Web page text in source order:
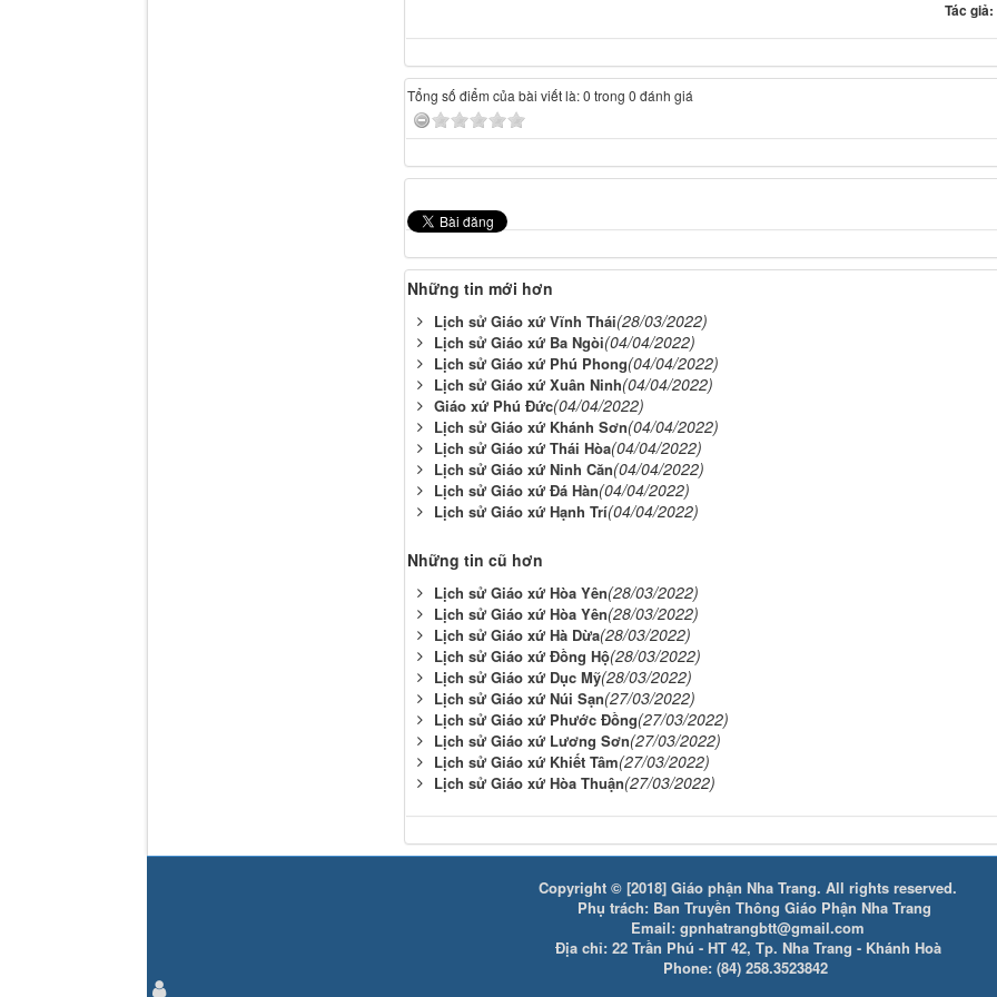
Tác giả:
Tổng số điểm của bài viết là: 0 trong 0 đánh giá
Những tin mới hơn
Lịch sử Giáo xứ Vĩnh Thái(28/03/2022)
Lịch sử Giáo xứ Ba Ngòi(04/04/2022)
Lịch sử Giáo xứ Phú Phong(04/04/2022)
Lịch sử Giáo xứ Xuân Ninh(04/04/2022)
Giáo xứ Phú Đức(04/04/2022)
Lịch sử Giáo xứ Khánh Sơn(04/04/2022)
Lịch sử Giáo xứ Thái Hòa(04/04/2022)
Lịch sử Giáo xứ Ninh Căn(04/04/2022)
Lịch sử Giáo xứ Đá Hàn(04/04/2022)
Lịch sử Giáo xứ Hạnh Trí(04/04/2022)
Những tin cũ hơn
Lịch sử Giáo xứ Hòa Yên(28/03/2022)
Lịch sử Giáo xứ Hòa Yên(28/03/2022)
Lịch sử Giáo xứ Hà Dừa(28/03/2022)
Lịch sử Giáo xứ Đồng Hộ(28/03/2022)
Lịch sử Giáo xứ Dục Mỹ(28/03/2022)
Lịch sử Giáo xứ Núi Sạn(27/03/2022)
Lịch sử Giáo xứ Phước Đồng(27/03/2022)
Lịch sử Giáo xứ Lương Sơn(27/03/2022)
Lịch sử Giáo xứ Khiết Tâm(27/03/2022)
Lịch sử Giáo xứ Hòa Thuận(27/03/2022)
Copyright © [2018] Giáo phận Nha Trang. All rights reserved.
Phụ trách: Ban Truyền Thông Giáo Phận Nha Trang
Email: gpnhatrangbtt@gmail.com
Địa chỉ: 22 Trần Phú - HT 42, Tp. Nha Trang - Khánh Hoà
Phone: (84) 258.3523842